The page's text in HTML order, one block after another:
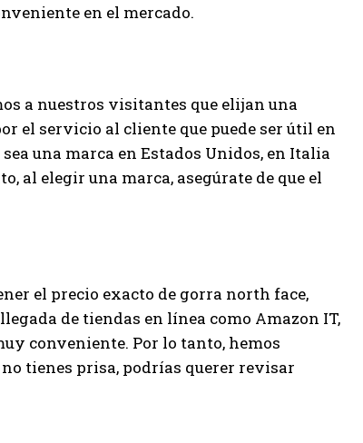
en el mercado.
a nuestros visitantes que elijan una
el servicio al cliente que puede ser útil en
una marca en Estados Unidos, en Italia
al elegir una marca, asegúrate de que el
el precio exacto de gorra north face,
de tiendas en línea como Amazon IT,
conveniente. Por lo tanto, hemos
tienes prisa, podrías querer revisar